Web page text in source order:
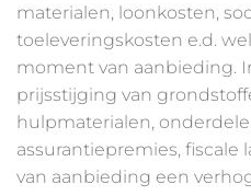
materialen, loonkosten,
toeleveringskosten e.d.
moment van aanbieding.
prijsstijging van
hulpmaterialen,
assurantiepremies, fiscale
van aanbieding een